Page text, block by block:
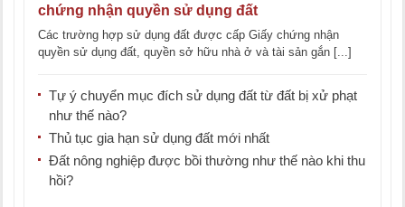
chứng nhận quyền sử dụng đất
Các trường hợp sử dụng đất được cấp Giấy chứng nhận
quyền sử dụng đất, quyền sở hữu nhà ở và tài sản gắn [...]
Tự ý chuyển mục đích sử dụng đất từ đất bị xử phạt
như thế nào?
Thủ tục gia hạn sử dụng đất mới nhất
Đất nông nghiệp được bồi thường như thế nào khi thu
hồi?